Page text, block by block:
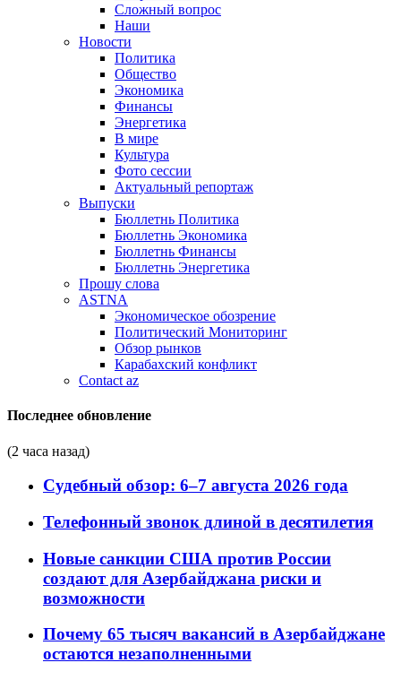
Сложный вопрос
Наши
Новости
Политика
Общество
Экономика
Финансы
Энергетика
В мире
Культура
Фото сессии
Актуальный репортаж
Выпуски
Бюллетнь Политика
Бюллетнь Экономика
Бюллетнь Финансы
Бюллетнь Энергетика
Прошу слова
ASTNA
Экономическое обозрение
Политический Мониторинг
Обзор рынков
Карабахский конфликт
Contact az
Последнее обновление
(2 часа назад)
Судебный обзор: 6–7 августа 2026 года
Телефонный звонок длиной в десятилетия
Новые санкции США против России
создают для Азербайджана риски и
возможности
Почему 65 тысяч вакансий в Азербайджане
остаются незаполненными